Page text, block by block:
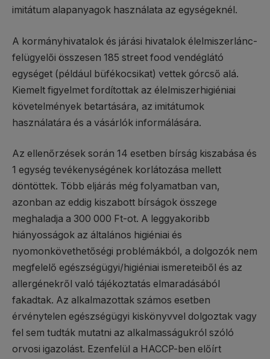
imitátum alapanyagok használata az egységeknél.
A kormányhivatalok és járási hivatalok élelmiszerlánc-
felügyelői összesen 185 street food vendéglátó
egységet (például büfékocsikat) vettek górcső alá.
Kiemelt figyelmet fordítottak az élelmiszerhigiéniai
követelmények betartására, az imitátumok
használatára és a vásárlók informálására.
Az ellenőrzések során 14 esetben bírság kiszabása és
1 egység tevékenységének korlátozása mellett
döntöttek. Több eljárás még folyamatban van,
azonban az eddig kiszabott bírságok összege
meghaladja a 300 000 Ft-ot. A leggyakoribb
hiányosságok az általános higiéniai és
nyomonkövethetőségi problémákból, a dolgozók nem
megfelelő egészségügyi/higiéniai ismereteiből és az
allergénekről való tájékoztatás elmaradásából
fakadtak. Az alkalmazottak számos esetben
érvénytelen egészségügyi kiskönyvvel dolgoztak vagy
fel sem tudták mutatni az alkalmasságukról szóló
orvosi igazolást. Ezenfelül a HACCP-ben előírt